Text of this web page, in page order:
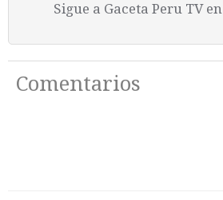
Sigue a Gaceta Peru TV en
Comentarios